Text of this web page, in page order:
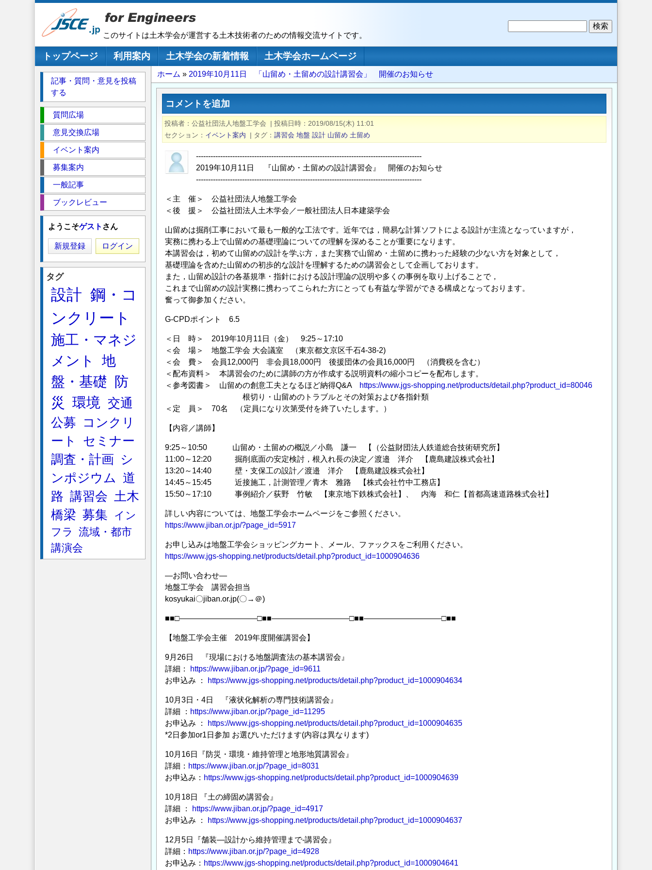
このサイトは土木学会が運営する土木技術者のための情報交流サイトです。
メインナビゲーション
トップページ 利用案内 土木学会の新着情報
土木学会ホームページ
パ
ン
ず
ホーム 2019年10月11日 「山留め・土留めの設計講習会」 開催のお知らせ
コメントを追加
投稿者 公益社団法人地盤工学会 | 投稿日時
2019/08/15(木) 11:01
セクション
イベント案内 | タグ 講習会 地盤 設計 山留め 土留め
---------------------------------------------------------------------------------------------
2019年10月11日 『山留め・土留めの設計講習会』 開催のお知らせ
---------------------------------------------------------------------------------------------
＜主 催＞ 公益社団法人地盤工学会
＜後 援＞ 公益社団法人土木学会／一般社団法人日本建築学会
山留めは掘削工事において最も一般的な工法です。近年では，簡易な計算ソフトによる設計が主流となっていますが，
実務に携わる上で山留めの基礎理論についての理解を深めることが重要になります。
本講習会は，初めて山留めの設計を学ぶ方，また実務で山留め・土留めに携わった経験の少ない方を対象として，
基礎理論を含めた山留めの初歩的な設計を理解するための講習会として企画しております。
また，山留め設計の各基規準・指針における設計理論の説明や多くの事例を取り上げることで，
これまで山留めの設計実務に携わってこられた方にとっても有益な学習ができる構成となっております。
奮って御参加ください。
G-CPDポイント 6.5
＜日 時＞ 2019年10月11日（金） 9:25～17:10
＜会 場＞ 地盤工学会 大会議室 （東京都文京区千石4-38-2)
＜会 費＞ 会員12,000円 非会員18,000円 後援団体の会員16,000円 （消費税を含む）
＜配布資料＞ 本講習会のために講師の方が作成する説明資料の縮小コピーを配布します。
＜参考図書＞ 山留めの創意工夫となるほど納得Q&A
https://www.jgs-shopping.net/products/detail.php?product_id=80046
根切り・山留めのトラブルとその対策および各指針類
＜定 員＞ 70名 （定員になり次第受付を終了いたします。）
【内容／講師】
9:25～10:50 山留め・土留めの概説／小島 謙一 【（公益財団法人鉄道総合技術研究所】
11:00～12:20 掘削底面の安定検討，根入れ長の決定／渡邉 洋介 【鹿島建設株式会社】
13:20～14:40 壁・支保工の設計／渡邉 洋介 【鹿島建設株式会社】
14:45～15:45 近接施工，計測管理／青木 雅路 【株式会社竹中工務店】
15:50～17:10 事例紹介／荻野 竹敏 【東京地下鉄株式会社】、 内海 和仁【首都高速道路株式会社】
詳しい内容については、地盤工学会ホームページをご参照ください。
https://www.jiban.or.jp/?page_id=5917
お申し込みは地盤工学会ショッピングカート、メール、ファックスをご利用ください。
https://www.jgs-shopping.net/products/detail.php?product_id=1000904636
―お問い合わせ―
地盤工学会 講習会担当
kosyukai〇jiban.or.jp(〇→＠)
■■□――――――――――□■■――――――――――□■■――――――――――□■■
【地盤工学会主催 2019年度開催講習会】
9月26日 『現場における地盤調査法の基本講習会』
詳細：
https://www.jiban.or.jp/?page_id=9611
お申込み ：
https://www.jgs-shopping.net/products/detail.php?product_id=1000904634
10月3日・4日 『液状化解析の専門技術講習会』
詳細 ： https://www.jiban.or.jp/?page_id=11295
お申込み ：
https://www.jgs-shopping.net/products/detail.php?product_id=1000904635
*2日参加or1日参加 お選びいただけます(内容は異なります)
10月16日『防災・環境・維持管理と地形地質講習会』
詳細： https://www.jiban.or.jp/?page_id=8031
お申込み： https://www.jgs-shopping.net/products/detail.php?product_id=1000904639
10月18日 『土の締固め講習会』
詳細 ：
https://www.jiban.or.jp/?page_id=4917
お申込み ：
https://www.jgs-shopping.net/products/detail.php?product_id=1000904637
12月5日『舗装―設計から維持管理まで-講習会』
詳細： https://www.jiban.or.jp/?page_id=4928
お申込み： https://www.jgs-shopping.net/products/detail.php?product_id=1000904641
記事・質問・意見を投稿
する
ク
シ
質問広場
意見交換広場
イベント案内
募集案内
一般記事
ブックレビュー
ようこそゲスト さん
新規登録 ログイン
タグ
設計 鋼・コ
ンクリート
施工・マネジ
メント
地
盤・基礎
防
災
環境 交通
公募
コンクリ
ート
セミナー
調査・計画
シ
ンポジウム 道
路 講習会 土木
橋梁 募集
イン
フラ
流域・都市
講演会